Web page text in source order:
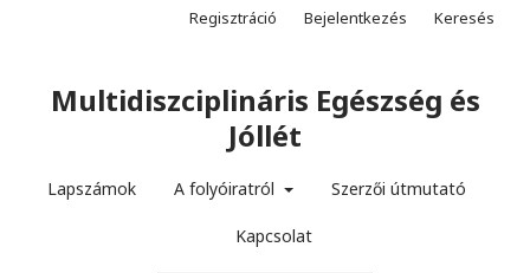
Multidiszciplináris Egészség és
Jóllét
Lapszámok A folyóiratról Szerzői útmutató
Kapcsolat
Regisztráció Bejelentkezés Keresés